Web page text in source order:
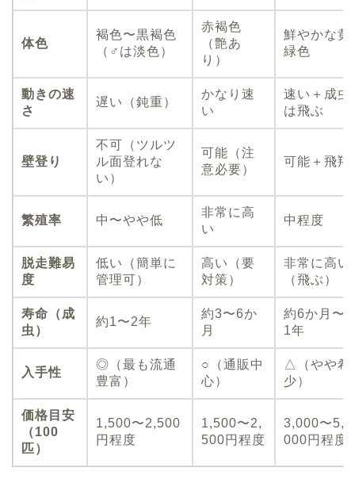
体色
褐色〜黒褐色
（♂は淡色）
赤褐色
（艶あ
り）
鮮やかな黄
緑色
動きの速
さ
遅い（鈍重）
かなり速
い
速い＋成虫
は飛ぶ
壁登り
不可（ツルツ
ル面登れな
い）
可能（注
意必要）
可能＋飛翔
繁殖率 中〜やや低
非常に高
い
中程度
脱走難易
度
低い（簡単に
管理可）
高い（要
対策）
非常に高い
（飛ぶ）
寿命（成
虫）
約1〜2年
約3〜6か
月
約6か月〜
1年
入手性
◎（最も流通
豊富）
○（通販中
心）
△（やや希
少）
価格目安
（100
匹）
1,500〜2,500
円程度
1,500〜2,
500円程度
3,000〜5,
000円程度